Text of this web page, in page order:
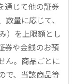
通じて他の証券
量に応じて、
）を上限額とし
券や金銭のお預
ん。商品ごとに
で、当該商品等